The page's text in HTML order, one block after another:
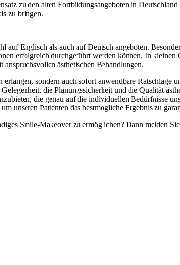
zu den alten Fortbildungsangeboten in
zu bringen.
Englisch als auch auf Deutsch angeboten.
erfolgreich durchgeführt werden können. In kleinen
ästhetischen Behandlungen.
sondern auch sofort anwendbare Ratschläge
die Planungssicherheit und die Qualität
die genau auf die individuellen Bedürfnisse
unseren Patienten das bestmögliche Ergebnis zu
Smile-Makeover zu ermöglichen? Dann melden